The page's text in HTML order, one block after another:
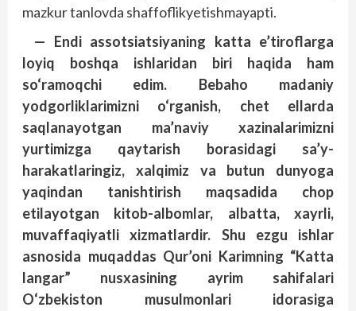
mazkur tanlovda shaffoflikyetishmayapti.
— Endi assotsiatsiyaning katta e’tiroflarga
loyiq boshqa ishlaridan biri haqida ham
so‘ramoqchi edim. Bebaho madaniy
yodgorliklarimizni o‘rganish, chet ellarda
saqlanayotgan ma’naviy xazinalarimizni
yurtimizga qaytarish borasidagi sa’y-
harakatlaringiz, xalqimiz va butun dunyoga
yaqindan tanishtirish maqsadida chop
etilayotgan kitob-albomlar, albatta, xayrli,
muvaffaqiyatli xizmatlardir. Shu ezgu ishlar
asnosida muqaddas Qur’oni Karimning “Katta
langar” nusxasining ayrim sahifalari
O‘zbekiston musulmonlari idorasiga